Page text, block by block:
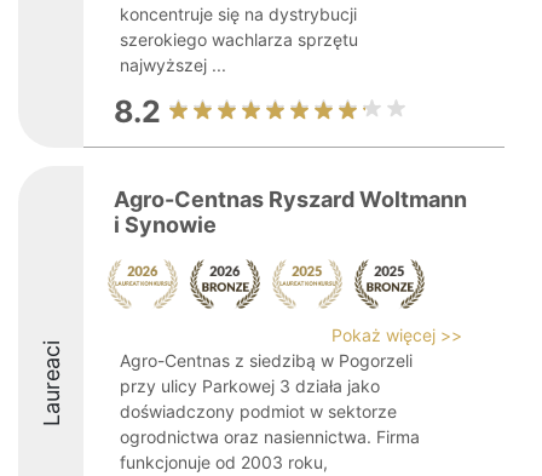
koncentruje się na dystrybucji
szerokiego wachlarza sprzętu
najwyższej ...
8.2
Laureaci
Agro-Centnas Ryszard Woltmann
i Synowie
Pokaż więcej >>
Agro-Centnas z siedzibą w Pogorzeli
przy ulicy Parkowej 3 działa jako
doświadczony podmiot w sektorze
ogrodnictwa oraz nasiennictwa. Firma
funkcjonuje od 2003 roku,